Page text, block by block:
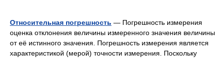
Относительная погрешность — Погрешность измерения
оценка отклонения величины измеренного значения величины
от её истинного значения. Погрешность измерения является
характеристикой (мерой) точности измерения. Поскольку